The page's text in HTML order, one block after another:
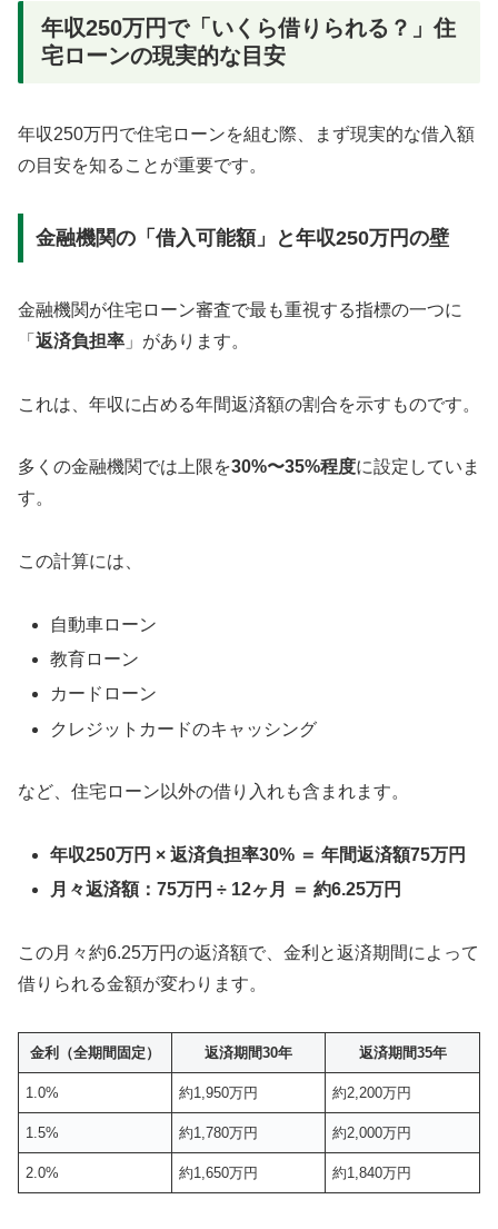
年収250万円で「いくら借りられる？」住
宅ローンの現実的な目安
年収250万円で住宅ローンを組む際、まず現実的な借入額
の目安を知ることが重要です。
金融機関の「借入可能額」と年収250万円の壁
金融機関が住宅ローン審査で最も重視する指標の一つに
「 返済負担率 」があります。
これは、年収に占める年間返済額の割合を示すものです。
多くの金融機関では上限を30%〜35%程度に設定していま
す。
この計算には、
自動車ローン
教育ローン
カードローン
クレジットカードのキャッシング
など、住宅ローン以外の借り入れも含まれます。
年収250万円 × 返済負担率30% ＝ 年間返済額75万円
月々返済額：75万円 ÷ 12ヶ月 ＝ 約6.25万円
この月々約6.25万円の返済額で、金利と返済期間によって
借りられる金額が変わります。
金利（全期間固定） 返済期間30年 返済期間35年
1.0% 約1,950万円 約2,200万円
1.5% 約1,780万円 約2,000万円
2.0% 約1,650万円 約1,840万円